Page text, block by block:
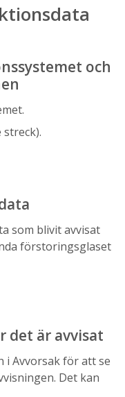
och
som blivit avvisat
förstoringsglaset
det är avvisat
i Avvorsak för att se
Det kan